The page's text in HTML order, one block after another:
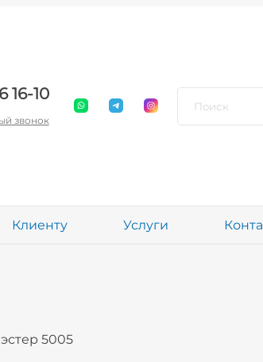
16-10
звонок
Клиенту Услуги
5005